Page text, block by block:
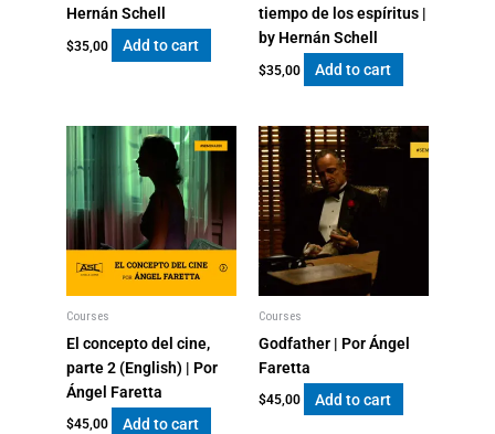
Hernán Schell
$35,00 Add to cart
tiempo de los espíritus |
by Hernán Schell
$35,00 Add to cart
Courses
El concepto del cine,
parte 2 (English) | Por
Ángel Faretta
$45,00 Add to cart
Courses
Godfather | Por Ángel
Faretta
$45,00 Add to cart